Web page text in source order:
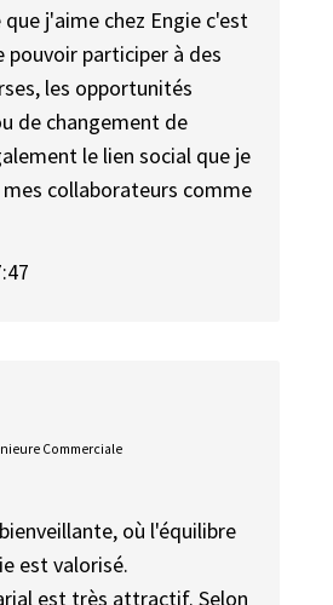
j'aime chez Engie c'est
participer à des
les opportunités
de changement de
le lien social que je
mes collaborateurs comme
Commerciale
où l'équilibre
est valorisé.
est très attractif. Selon